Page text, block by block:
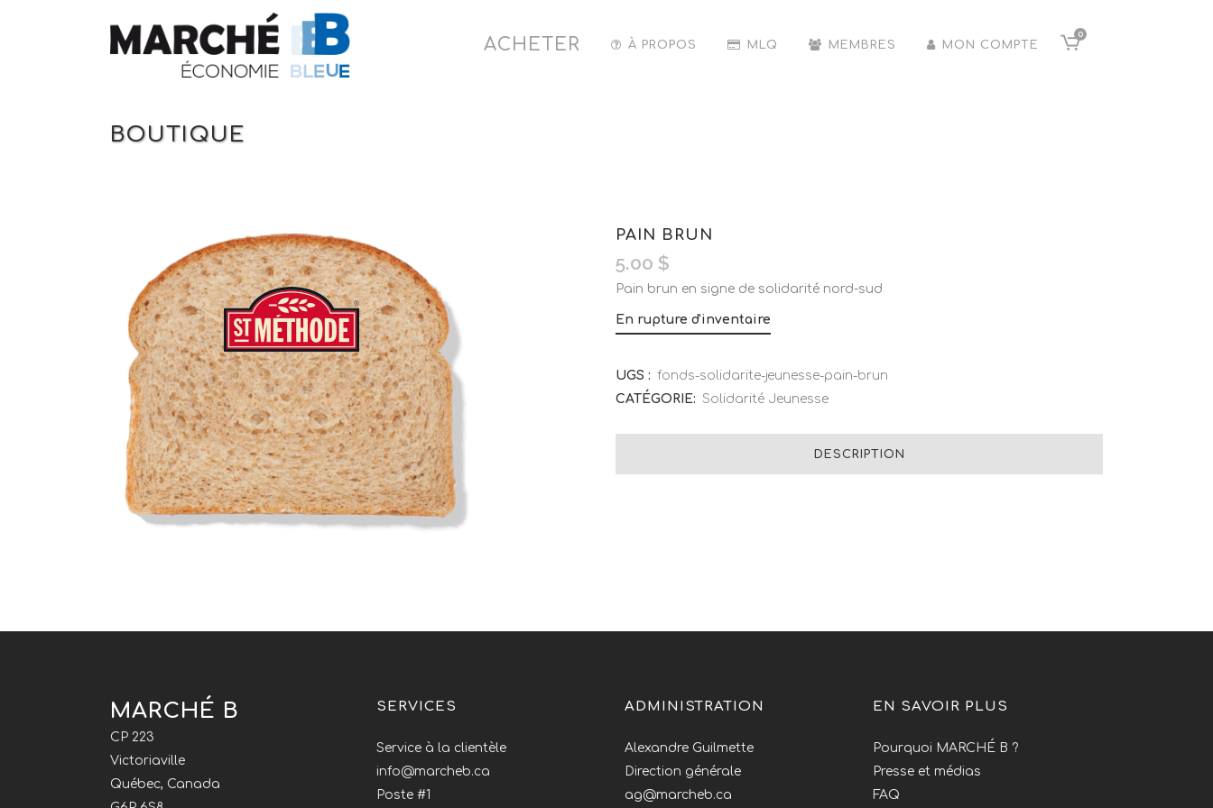
0
ACHETER À PROPOS MLQ MEMBRES MON COMPTE
BOUTIQUE
PAIN BRUN
5.00 $
Pain brun en signe de solidarité nord-sud
En rupture d'inventaire
UGS : fonds-solidarite-jeunesse-pain-brun
CATÉGORIE: Solidarité Jeunesse
DESCRIPTION
MARCHÉ B
CP 223
Victoriaville
Québec, Canada
SERVICES
Service à la clientèle
info@marcheb.ca
Poste #1
ADMINISTRATION
Alexandre Guilmette
Direction générale
ag@marcheb.ca
EN SAVOIR PLUS
Pourquoi MARCHÉ B ?
Presse et médias
FAQ